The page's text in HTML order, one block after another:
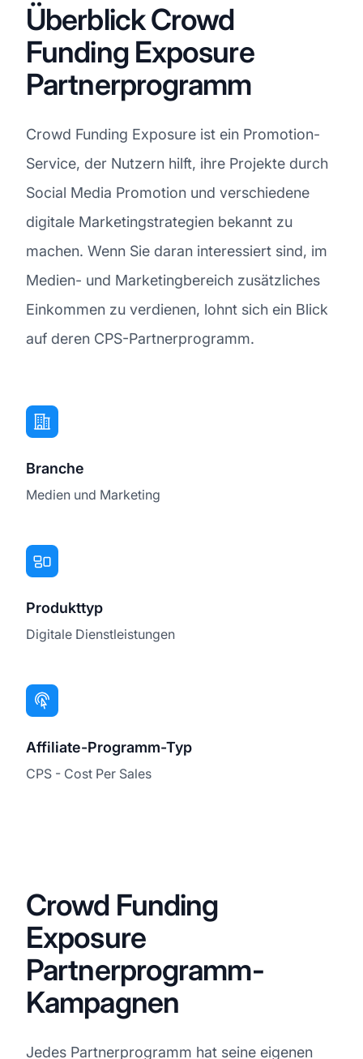
Überblick Crowd
Funding Exposure
Partnerprogramm
Crowd Funding Exposure ist ein Promotion-
Service, der Nutzern hilft, ihre Projekte durch
Social Media Promotion und verschiedene
digitale Marketingstrategien bekannt zu
machen. Wenn Sie daran interessiert sind, im
Medien- und Marketingbereich zusätzliches
Einkommen zu verdienen, lohnt sich ein Blick
auf deren CPS-Partnerprogramm.
Branche
Medien und Marketing
Produkttyp
Digitale Dienstleistungen
Affiliate-Programm-Typ
CPS - Cost Per Sales
Crowd Funding
Exposure
Partnerprogramm-
Kampagnen
Jedes Partnerprogramm hat seine eigenen